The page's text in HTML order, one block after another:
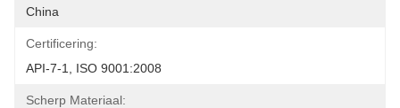
China
Certificering:
API-7-1, ISO 9001:2008
Scherp Materiaal: